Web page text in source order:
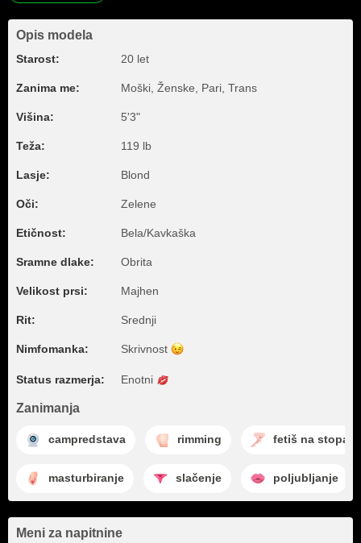
Opis modela
Starost: 20 let
Zanima me: Moški, Ženske, Pari, Trans
Višina: 5'3"
Teža: 119 lb
Lasje: Blond
Oči: Zelene
Etičnost: Bela/Kavkaška
Sramne dlake: Obrita
Velikost prsi: Majhen
Rit: Srednji
Nimfomanka: Skrivnost
Status razmerja: Enotni
Zanimanja
campredstava rimming fetiš na stopala
masturbiranje slačenje poljubljanje
Meni za napitnine